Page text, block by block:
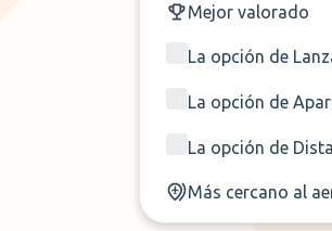
Mejor valorado
La opción de
La opción de
La opción de
Más cercano al